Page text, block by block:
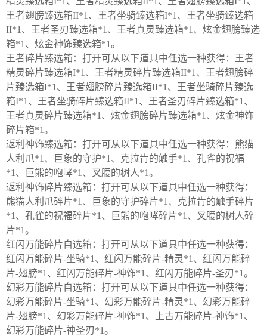
王者翅膀臻选箱II*1、王者坐骑臻选箱I*1、王者坐骑臻选箱
II*1、王者圣刃臻选箱*1、王者真灵臻选箱*1、炫金翅膀臻选
箱*1、炫金神饰臻选箱*1。
王者碎片臻选箱：打开可从以下道具中任选一种获得：王者
精灵碎片臻选箱I*1、王者精灵碎片臻选箱II*1、王者翅膀碎
片臻选箱I*1、王者翅膀碎片臻选箱II*1、王者坐骑碎片臻选
箱I*1、王者坐骑碎片臻选箱II*1、王者圣刃碎片臻选箱*1、
王者真灵碎片臻选箱*1、炫金翅膀碎片臻选箱*1、炫金神饰
碎片箱*1。
返利神饰臻选箱：打开可从以下道具中任选一种获得：熊猫
人利爪*1、巨象的守护*1、克拉肯的触手*1、孔雀的祝福
*1、巨熊的咆哮*1、叉腰的树人*1。
返利神饰碎片臻选箱：打开可从以下道具中任选一种获得：
熊猫人利爪碎片*1、巨象的守护碎片*1、克拉肯的触手碎片
*1、孔雀的祝福碎片*1、巨熊的咆哮碎片*1、叉腰的树人碎
片*1。
红闪万能碎片自选箱：打开可从以下道具中任选一种获得：
红闪万能碎片-坐骑*1、红闪万能碎片-精灵*1、红闪万能碎
片-翅膀*1、红闪万能碎片-神饰*1、红闪万能碎片-圣刃*1。
幻彩万能碎片自选箱：打开可从以下道具中任选一种获得：
幻彩万能碎片-坐骑*1、幻彩万能碎片-精灵*1、幻彩万能碎
片-翅膀*1、幻彩万能碎片-神饰*1、上古万能碎片-神饰*1、
幻彩万能碎片-神圣刃*1。